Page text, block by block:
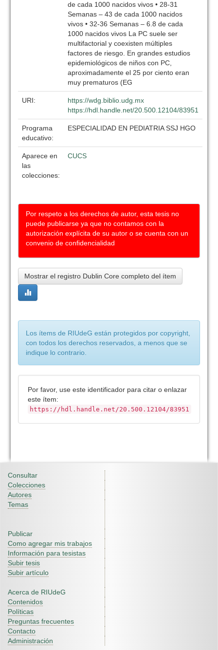
de cada 1000 nacidos vivos • 28-31
Semanas – 43 de cada 1000 nacidos
vivos • 32-36 Semanas – 6.8 de cada
1000 nacidos vivos La PC suele ser
multifactorial y coexisten múltiples
factores de riesgo. En grandes estudios
epidemiológicos de niños con PC,
aproximadamente el 25 por ciento eran
muy prematuros (EG
URI:
https://wdg.biblio.udg.mx
https://hdl.handle.net/20.500.12104/83951
Programa
educativo:
ESPECIALIDAD EN PEDIATRIA SSJ HGO
Aparece en
las
colecciones:
CUCS
Por respeto a los derechos de autor, esta tesis no
puede publicarse ya que no contamos con la
autorización explícita de su autor o se cuenta con un
convenio de confidencialidad
Mostrar el registro Dublin Core completo del ítem
Los ítems de RIUdeG están protegidos por copyright,
con todos los derechos reservados, a menos que se
indique lo contrario.
Por favor, use este identificador para citar o enlazar
este ítem:
https://hdl.handle.net/20.500.12104/83951
Consultar
Colecciones
Autores
Temas
Publicar
Como agregar mis trabajos
Información para tesistas
Subir tesis
Subir artículo
Acerca de RIUdeG
Contenidos
Políticas
Preguntas frecuentes
Contacto
Administración